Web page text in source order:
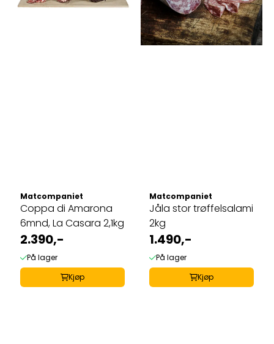
Matcompaniet
Coppa di Amarona
6mnd, La Casara 2,1kg
2.390,-
På lager
Kjøp
Matcompaniet
Jåla stor trøffelsalami
2kg
1.490,-
På lager
Kjøp